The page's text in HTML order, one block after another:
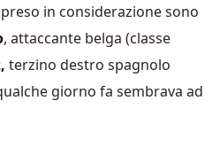
in considerazione sono
, attaccante belga (classe
terzino destro spagnolo
giorno fa sembrava ad